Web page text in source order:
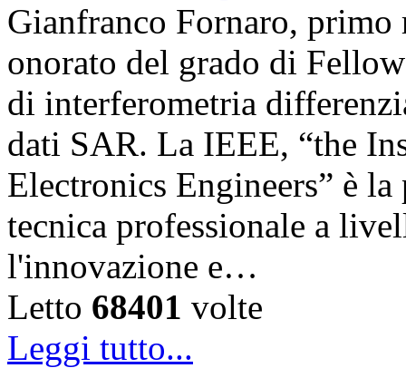
Gianfranco Fornaro, primo
onorato del grado di
di interferometria
dati SAR. La IEEE, “the
Electronics Engineers” è
tecnica professionale a
l'innovazione e…
Letto 68401 volte
Leggi tutto...